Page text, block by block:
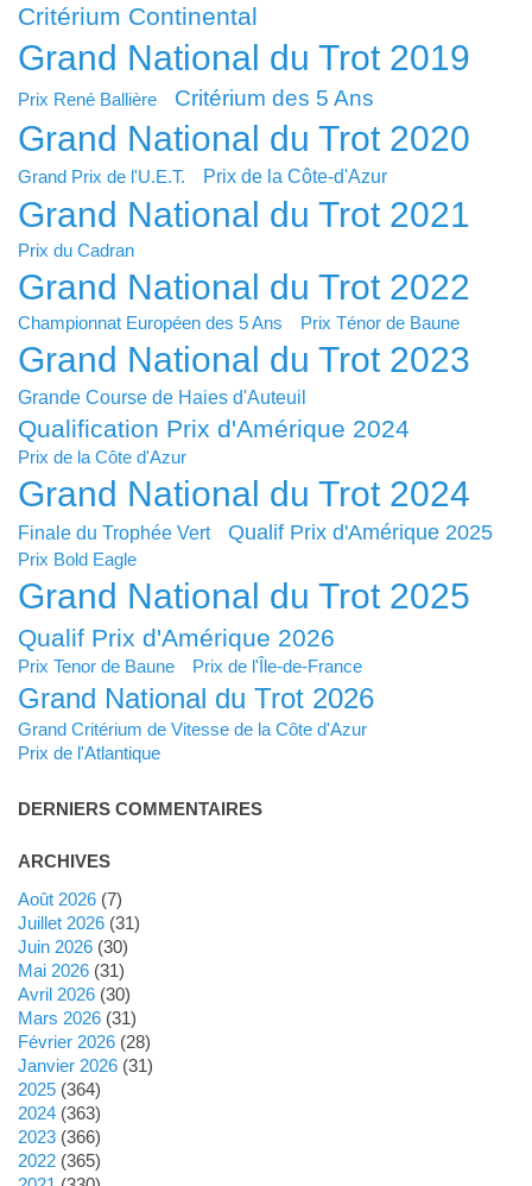
Critérium Continental
Grand National du Trot 2019
Prix René Ballière Critérium des 5 Ans
Grand National du Trot 2020
Grand Prix de l'U.E.T. Prix de la Côte-d'Azur
Grand National du Trot 2021
Prix du Cadran
Grand National du Trot 2022
Championnat Européen des 5 Ans Prix Ténor de Baune
Grand National du Trot 2023
Grande Course de Haies d'Auteuil
Qualification Prix d'Amérique 2024
Prix de la Côte d'Azur
Grand National du Trot 2024
Finale du Trophée Vert Qualif Prix d'Amérique 2025
Prix Bold Eagle
Grand National du Trot 2025
Qualif Prix d'Amérique 2026
Prix Tenor de Baune Prix de l'Île-de-France
Grand National du Trot 2026
Grand Critérium de Vitesse de la Côte d'Azur
Prix de l'Atlantique
DERNIERS COMMENTAIRES
ARCHIVES
août 2026(7)
juillet 2026(31)
juin 2026(30)
mai 2026(31)
avril 2026(30)
mars 2026(31)
février 2026(28)
janvier 2026(31)
2025(364)
2024(363)
2023(366)
2022(365)